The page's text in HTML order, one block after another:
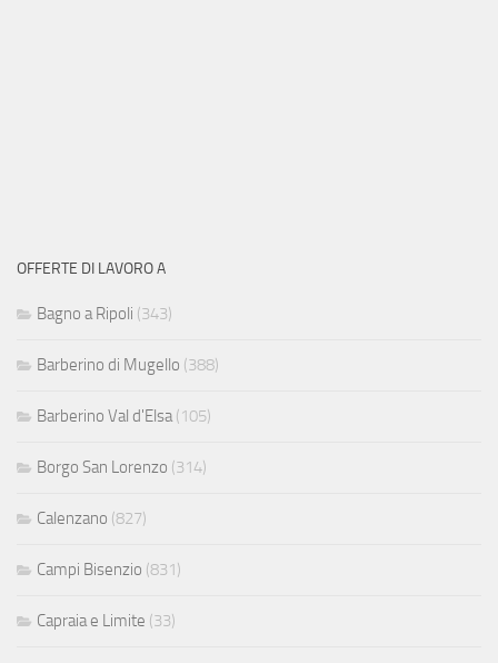
OFFERTE DI LAVORO A
Bagno a Ripoli (343)
Barberino di Mugello (388)
Barberino Val d'Elsa(105)
Borgo San Lorenzo (314)
Calenzano (827)
Campi Bisenzio (831)
Capraia e Limite (33)